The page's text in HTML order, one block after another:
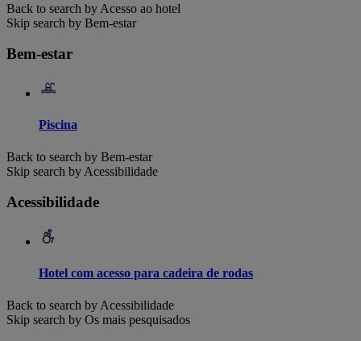
Back to search by Acesso ao hotel
Skip search by Bem-estar
Bem-estar
Piscina
Back to search by Bem-estar
Skip search by Acessibilidade
Acessibilidade
Hotel com acesso para cadeira de rodas
Back to search by Acessibilidade
Skip search by Os mais pesquisados